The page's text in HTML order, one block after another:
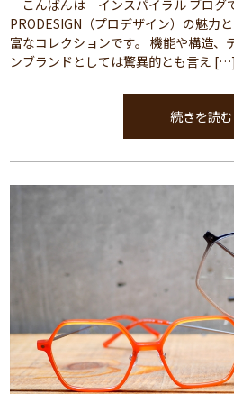
こんばんは インスパイラル ブログ
PRODESIGN（プロデザイン）の魅力
富なコレクションです。 機能や構造、
ンブランドとしては驚異的とも言え […]
続きを読む